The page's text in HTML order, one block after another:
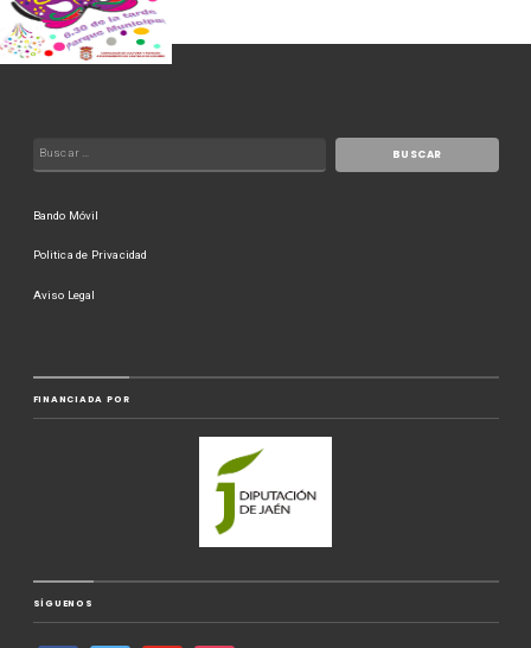
Bando Móvil
Politica de Privacidad
Aviso Legal
FINANCIADA POR
SÍGUENOS